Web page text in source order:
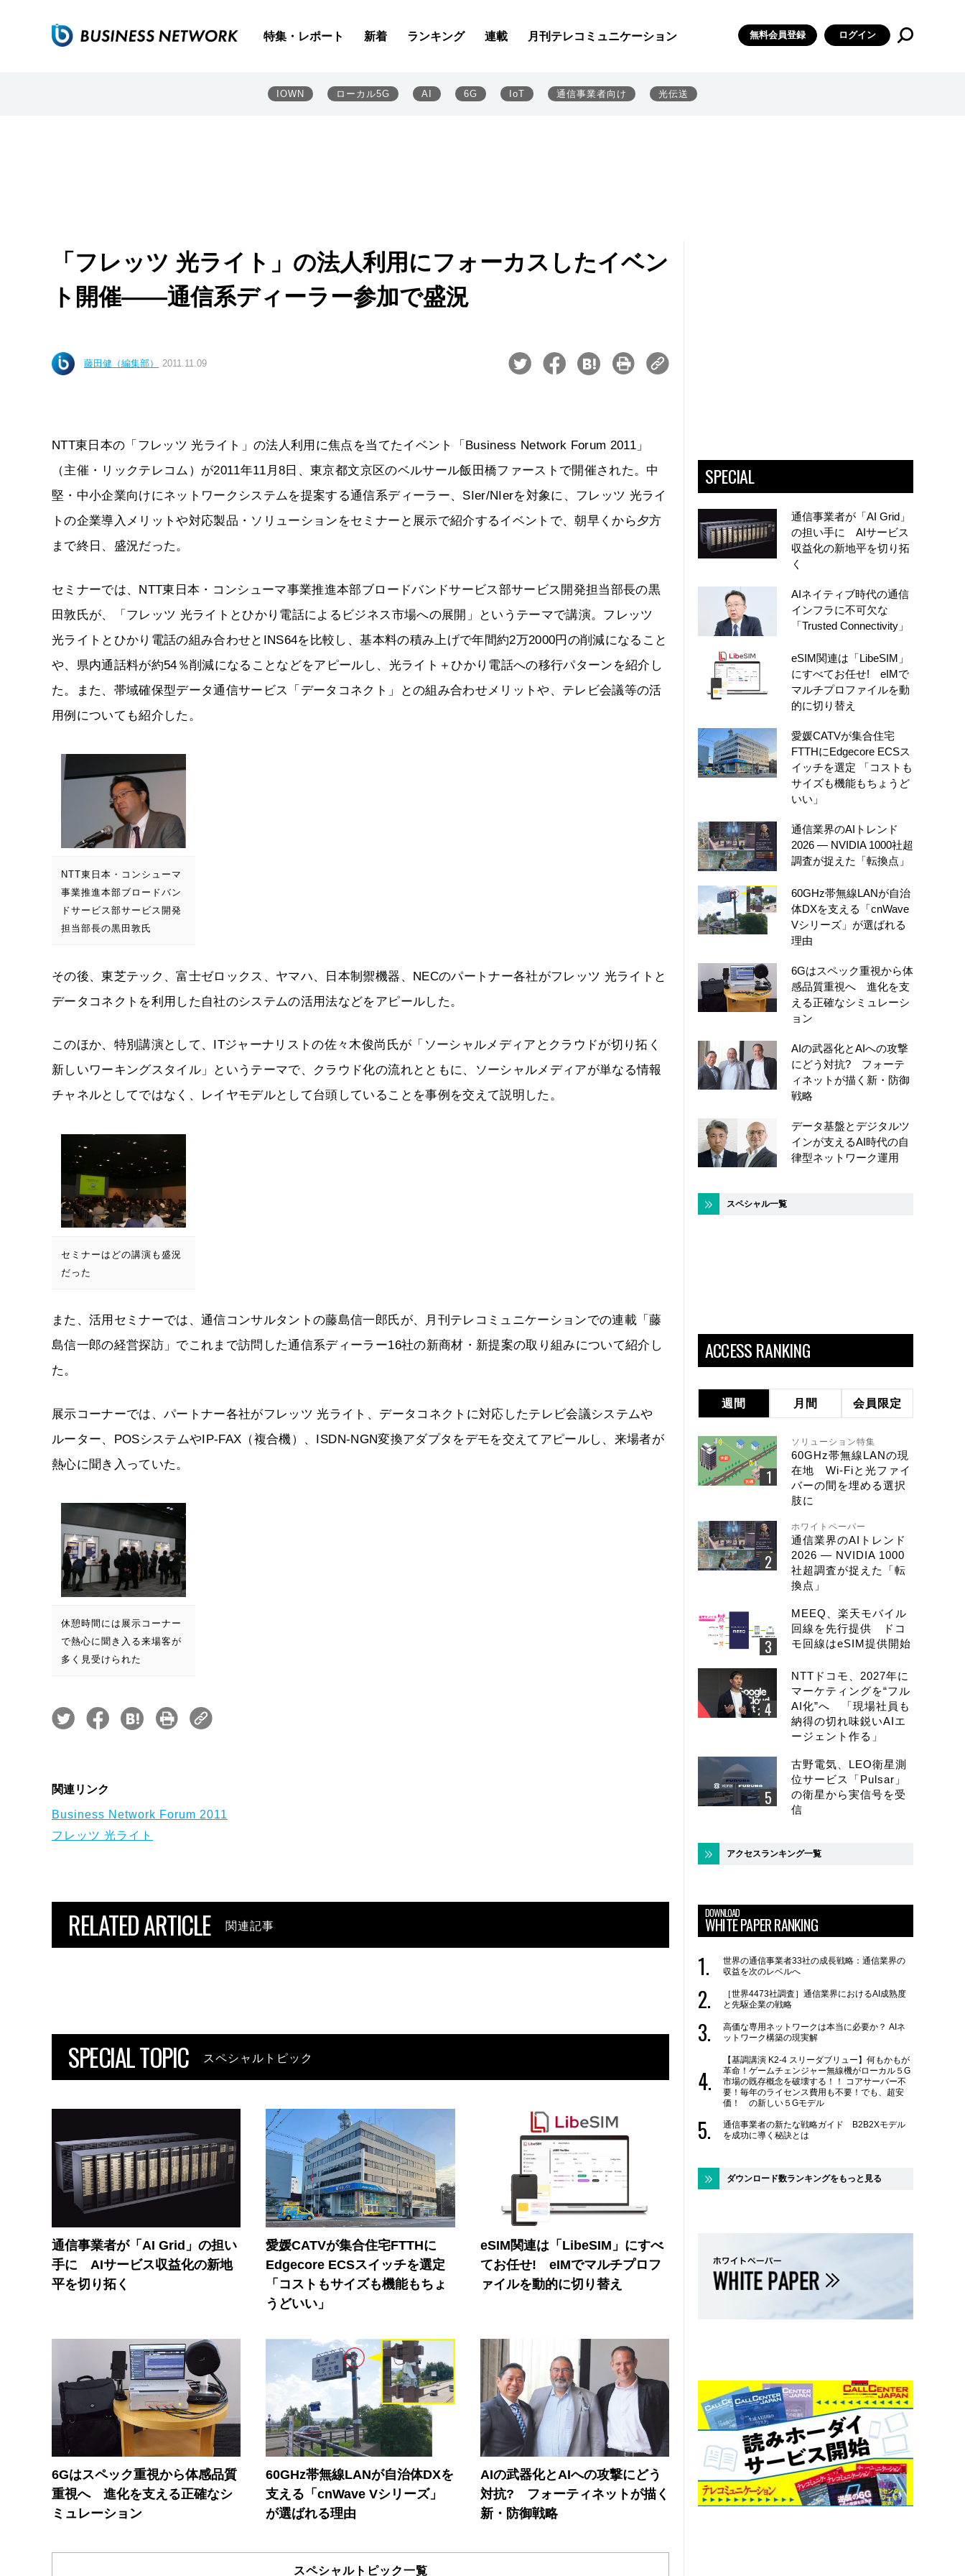
特集・レポート 新着 ランキング 連載 月刊テレコミュニケーション 無料会員登録 ログイン
IOWN ローカル5G AI 6G IoT 通信事業者向け 光伝送
「フレッツ 光ライト」の法人利用にフォーカスしたイベン
ト開催――通信系ディーラー参加で盛況
藤田健（編集部） 2011.11.09
NTT東日本の「フレッツ 光ライト」の法人利用に焦点を当てたイベント「Business Network Forum 2011」
（主催・リックテレコム）が2011年11月8日、東京都文京区のベルサール飯田橋ファーストで開催された。中
堅・中小企業向けにネットワークシステムを提案する通信系ディーラー、SIer/NIerを対象に、フレッツ 光ライ
トの企業導入メリットや対応製品・ソリューションをセミナーと展示で紹介するイベントで、朝早くから夕方
まで終日、盛況だった。
セミナーでは、NTT東日本・コンシューマ事業推進本部ブロードバンドサービス部サービス開発担当部長の黒
田敦氏が、「フレッツ 光ライトとひかり電話によるビジネス市場への展開」というテーマで講演。フレッツ
光ライトとひかり電話の組み合わせとINS64を比較し、基本料の積み上げで年間約2万2000円の削減になること
や、県内通話料が約54％削減になることなどをアピールし、光ライト＋ひかり電話への移行パターンを紹介し
た。また、帯域確保型データ通信サービス「データコネクト」との組み合わせメリットや、テレビ会議等の活
用例についても紹介した。
NTT東日本・コンシューマ
事業推進本部ブロードバン
ドサービス部サービス開発
担当部長の黒田敦氏
その後、東芝テック、富士ゼロックス、ヤマハ、日本制禦機器、NECのパートナー各社がフレッツ 光ライトと
データコネクトを利用した自社のシステムの活用法などをアピールした。
このほか、特別講演として、ITジャーナリストの佐々木俊尚氏が「ソーシャルメディアとクラウドが切り拓く
新しいワーキングスタイル」というテーマで、クラウド化の流れとともに、ソーシャルメディアが単なる情報
チャネルとしてではなく、レイヤモデルとして台頭していることを事例を交えて説明した。
セミナーはどの講演も盛況
だった
また、活用セミナーでは、通信コンサルタントの藤島信一郎氏が、月刊テレコミュニケーションでの連載「藤
島信一郎の経営探訪」でこれまで訪問した通信系ディーラー16社の新商材・新提案の取り組みについて紹介し
た。
展示コーナーでは、パートナー各社がフレッツ 光ライト、データコネクトに対応したテレビ会議システムや
ルーター、POSシステムやIP-FAX（複合機）、ISDN-NGN変換アダプタをデモを交えてアピールし、来場者が
熱心に聞き入っていた。
休憩時間には展示コーナー
で熱心に聞き入る来場客が
多く見受けられた
関連リンク
Business Network Forum 2011
フレッツ 光ライト
RELATED ARTICLE 関連記事
SPECIAL TOPIC スペシャルトピック
通信事業者が「AI Grid」の担い
手に AIサービス収益化の新地
平を切り拓く
愛媛CATVが集合住宅FTTHに
Edgecore ECSスイッチを選定
「コストもサイズも機能もちょ
うどいい」
eSIM関連は「LibeSIM」にすべ
てお任せ! eIMでマルチプロフ
ァイルを動的に切り替え
6Gはスペック重視から体感品質
重視へ 進化を支える正確なシ
ミュレーション
60GHz帯無線LANが自治体DXを
支える「cnWave Vシリーズ」
が選ばれる理由
AIの武器化とAIへの攻撃にどう
対抗? フォーティネットが描く
新・防御戦略
スペシャルトピック一覧
SPECIAL
通信事業者が「AI Grid」
の担い手に AIサービス
収益化の新地平を切り拓
く
AIネイティブ時代の通信
インフラに不可欠な
「Trusted Connectivity」
eSIM関連は「LibeSIM」
にすべてお任せ! eIMで
マルチプロファイルを動
的に切り替え
愛媛CATVが集合住宅
FTTHにEdgecore ECSス
イッチを選定 「コストも
サイズも機能もちょうど
いい」
通信業界のAIトレンド
2026 ― NVIDIA 1000社超
調査が捉えた「転換点」
60GHz帯無線LANが自治
体DXを支える「cnWave
Vシリーズ」が選ばれる
理由
6Gはスペック重視から体
感品質重視へ 進化を支
える正確なシミュレーシ
ョン
AIの武器化とAIへの攻撃
にどう対抗? フォーテ
ィネットが描く新・防御
戦略
データ基盤とデジタルツ
インが支えるAI時代の自
律型ネットワーク運用
スペシャル一覧
ACCESS RANKING
週間 月間 会員限定
ソリューション特集
60GHz帯無線LANの現
在地 Wi-Fiと光ファイ
バーの間を埋める選択
肢に
ホワイトペーパー
通信業界のAIトレンド
2026 ― NVIDIA 1000
社超調査が捉えた「転
換点」
MEEQ、楽天モバイル
回線を先行提供 ドコ
モ回線はeSIM提供開始
NTTドコモ、2027年に
マーケティングを“フル
AI化”へ 「現場社員も
納得の切れ味鋭いAIエ
ージェント作る」
古野電気、LEO衛星測
位サービス「Pulsar」
の衛星から実信号を受
信
アクセスランキング一覧
DOWNLOAD
WHITE PAPER RANKING
世界の通信事業者33社の成長戦略：通信業界の
収益を次のレベルへ
［世界4473社調査］通信業界におけるAI成熟度
と先駆企業の戦略
高価な専用ネットワークは本当に必要か？ AIネ
ットワーク構築の現実解
【基調講演 K2-4 スリーダブリュー】何もかもが
革命！ゲームチェンジャー無線機がローカル５G
市場の既存概念を破壊する！！ コアサーバー不
要！毎年のライセンス費用も不要！でも、超安
価！ の新しい５Gモデル
通信事業者の新たな戦略ガイド B2B2Xモデル
を成功に導く秘訣とは
ダウンロード数ランキングをもっと見る